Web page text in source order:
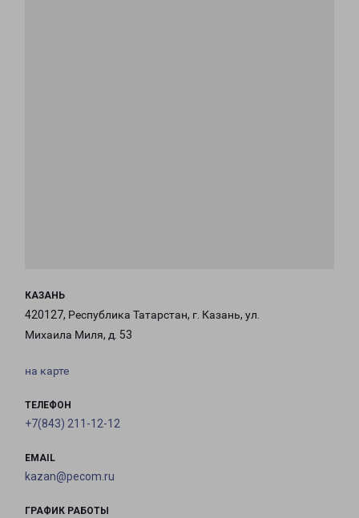
КАЗАНЬ
420127, Республика Татарстан, г. Казань, ул.
Михаила Миля, д. 53
на карте
ТЕЛЕФОН
+7(843) 211-12-12
EMAIL
kazan@pecom.ru
ГРАФИК РАБОТЫ